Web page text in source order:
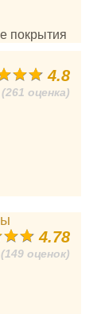
покрытия
4.8
(261 оценка)
4.78
(149 оценок)